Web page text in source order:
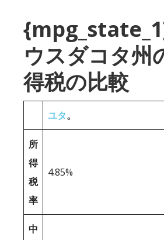
ウスダコタ州
得税の比較
ユタ。
所
得
税
率
4.85%
中